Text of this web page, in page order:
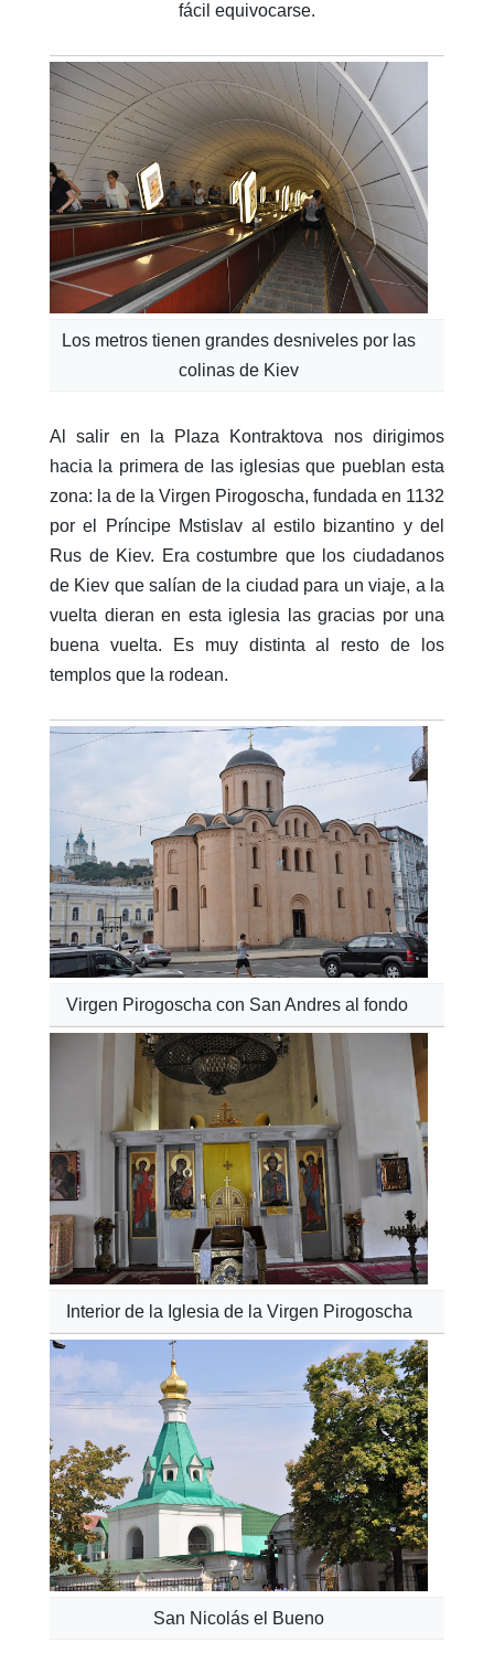
fácil equivocarse.
Los metros tienen grandes desniveles por las
colinas de Kiev
Al salir en la Plaza Kontraktova nos dirigimos
hacia la primera de las iglesias que pueblan esta
zona: la de la Virgen Pirogoscha, fundada en 1132
por el Príncipe Mstislav al estilo bizantino y del
Rus de Kiev. Era costumbre que los ciudadanos
de Kiev que salían de la ciudad para un viaje, a la
vuelta dieran en esta iglesia las gracias por una
buena vuelta. Es muy distinta al resto de los
templos que la rodean.
Virgen Pirogoscha con San Andres al fondo
Interior de la Iglesia de la Virgen Pirogoscha
San Nicolás el Bueno